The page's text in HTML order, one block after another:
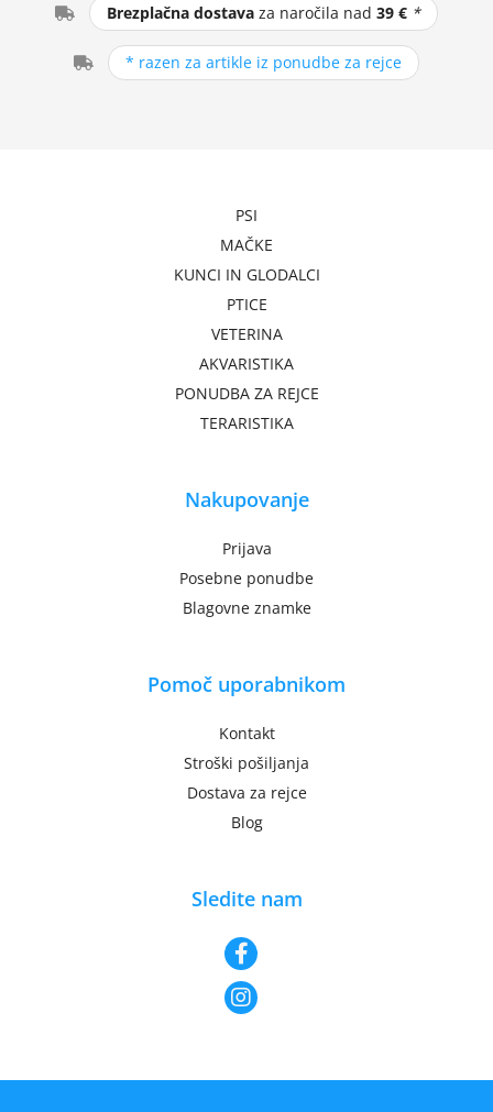
Brezplačna dostava za naročila nad39 € *
* razen za artikle iz ponudbe za rejce
PSI
MAČKE
KUNCI IN GLODALCI
PTICE
VETERINA
AKVARISTIKA
PONUDBA ZA REJCE
TERARISTIKA
Nakupovanje
Prijava
Posebne ponudbe
Blagovne znamke
Pomoč uporabnikom
Kontakt
Stroški pošiljanja
Dostava za rejce
Blog
Sledite nam